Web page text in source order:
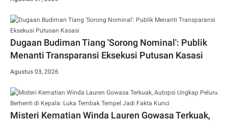
Dugaan Budiman Tiang 'Sorong Nominal': Publik
Menanti Transparansi Eksekusi Putusan Kasasi
Agustus 03, 2026
Misteri Kematian Winda Lauren Gowasa Terkuak,